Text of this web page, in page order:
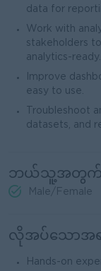
data for
Work with
stakeholders
analytics-ready.
Improve
easy to use.
Troubleshoot
datasets, and
ဘယ်သူ့အတွ
Male/Female
လိုအပ်သောအရ
Hands-on